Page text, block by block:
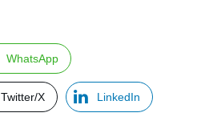
WhatsApp
Twitter/X LinkedIn